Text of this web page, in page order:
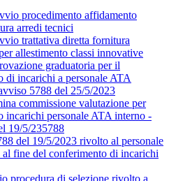
procedimento affidamento
arredi tecnici
trattativa diretta fornitura
allestimento classi innovative
graduatoria per il
di incarichi a personale ATA
5788 del 25/5/2023
commissione valutazione per
incarichi personale ATA interno -
19/5/235788
del 19/5/2023 rivolto al personale
fine del conferimento di incarichi